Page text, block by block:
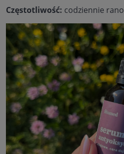
Częstotliwość: codziennie